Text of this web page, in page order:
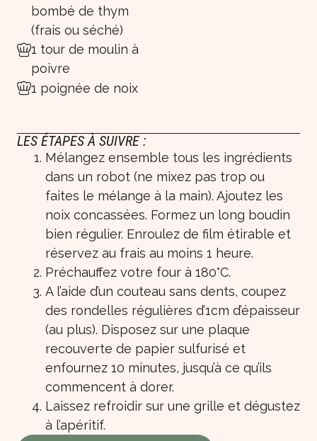
bombé de thym
(frais ou séché)
1 tour de moulin à
poivre
1 poignée de noix
LES ÉTAPES À SUIVRE :
Mélangez ensemble tous les ingrédients
dans un robot (ne mixez pas trop ou
faites le mélange à la main). Ajoutez les
noix concassées. Formez un long boudin
bien régulier. Enroulez de film étirable et
réservez au frais au moins 1 heure.
Préchauffez votre four à 180°C.
A l’aide d’un couteau sans dents, coupez
des rondelles régulières d’1cm d’épaisseur
(au plus). Disposez sur une plaque
recouverte de papier sulfurisé et
enfournez 10 minutes, jusqu’à ce qu’ils
commencent à dorer.
Laissez refroidir sur une grille et dégustez
à l’apéritif.